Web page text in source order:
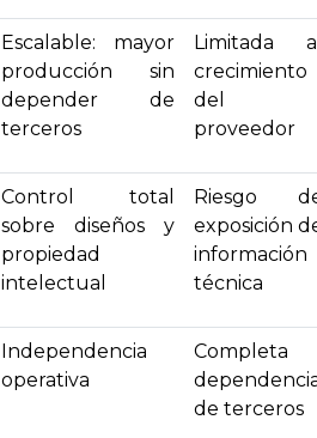
Escalable: mayor
producción sin
depender de
terceros
Limitada
crecimiento
del
proveedor
Control total
sobre diseños y
propiedad
intelectual
Riesgo
exposición
información
técnica
Independencia
operativa
Completa
de terceros